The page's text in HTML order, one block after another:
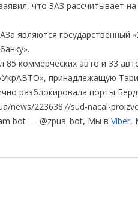
что ЗАЗ рассчитывает
являются государственный
85 коммерческих авто и 33
принадлежащую
разблокировала порты
news/2236387/sud-nacal-
bot — @zpua_bot, Мы в Viber,